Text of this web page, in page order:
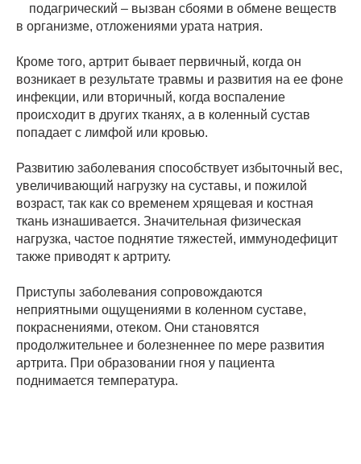
подагрический – вызван сбоями в обмене веществ
в организме, отложениями урата натрия.
Кроме того, артрит бывает первичный, когда он
возникает в результате травмы и развития на ее фоне
инфекции, или вторичный, когда воспаление
происходит в других тканях, а в коленный сустав
попадает с лимфой или кровью.
Развитию заболевания способствует избыточный вес,
увеличивающий нагрузку на суставы, и пожилой
возраст, так как со временем хрящевая и костная
ткань изнашивается. Значительная физическая
нагрузка, частое поднятие тяжестей, иммунодефицит
также приводят к артриту.
Приступы заболевания сопровождаются
неприятными ощущениями в коленном суставе,
покраснениями, отеком. Они становятся
продолжительнее и болезненнее по мере развития
артрита. При образовании гноя у пациента
поднимается температура.